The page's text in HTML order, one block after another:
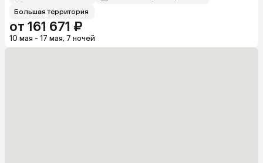
Большая территория
от 161 671 ₽
10 мая - 17 мая, 7 ночей